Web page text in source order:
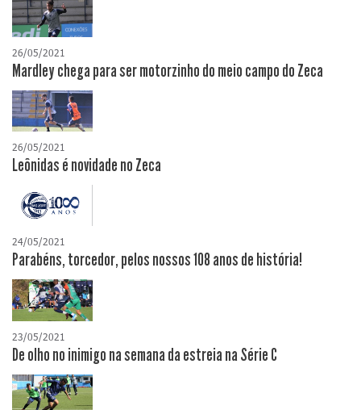
26/05/2021
Mardley chega para ser motorzinho do meio campo do Zeca
26/05/2021
Leônidas é novidade no Zeca
24/05/2021
Parabéns, torcedor, pelos nossos 108 anos de história!
23/05/2021
De olho no inimigo na semana da estreia na Série C